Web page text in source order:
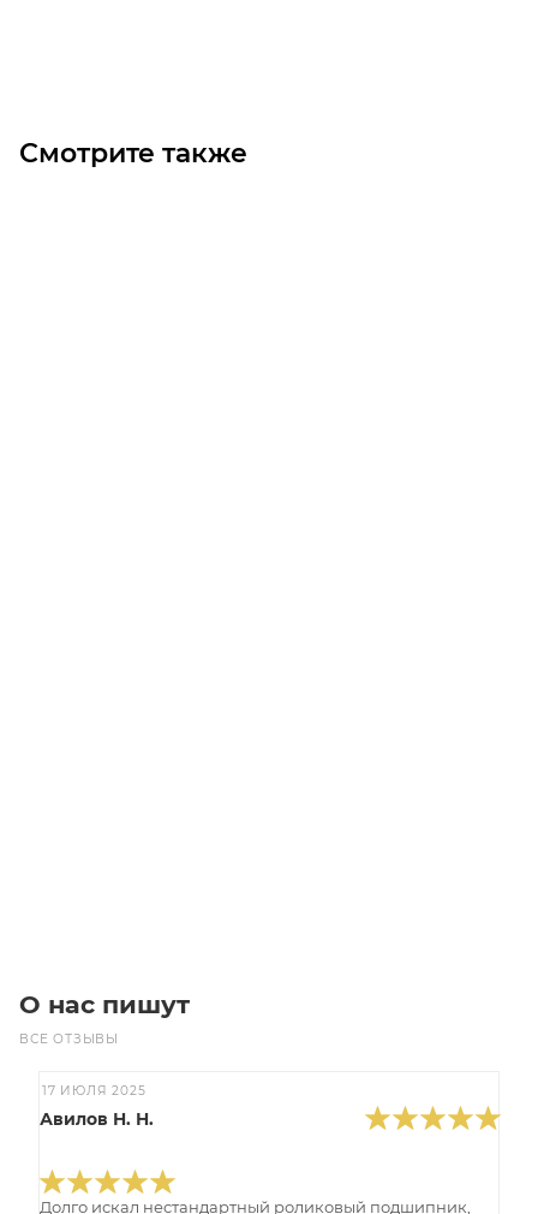
Смотрите также
О нас пишут
ВСЕ ОТЗЫВЫ
17 ИЮЛЯ 2025
Авилов Н. Н.
Долго искал нестандартный роликовый подшипник,